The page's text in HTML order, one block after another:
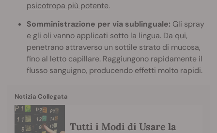
psicotropa più potente.
Somministrazione per via sublinguale: Gli spray
e gli oli vanno applicati sotto la lingua. Da qui,
penetrano attraverso un sottile strato di mucosa,
fino al letto capillare. Raggiungono rapidamente il
flusso sanguigno, producendo effetti molto rapidi.
Notizia Collegata
Tutti i Modi di Usare la